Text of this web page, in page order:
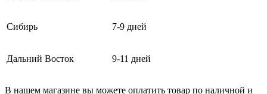
Сибирь 7-9 дней
Дальний Восток 9-11 дней
В нашем магазине вы можете оплатить товар по наличной и